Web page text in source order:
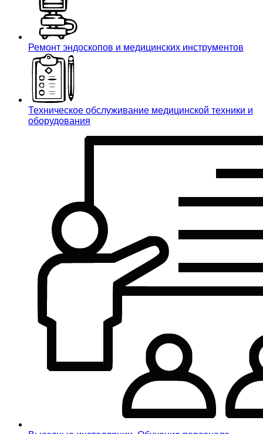
Ремонт эндоскопов и медицинских инструментов
Техническое обслуживание медицинской техники и
оборудования